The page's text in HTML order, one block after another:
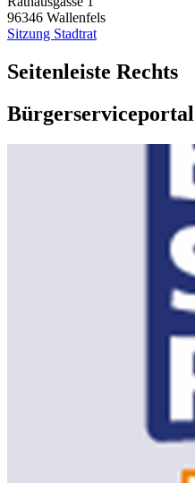
96346 Wallenfels
Sitzung Stadtrat
Seitenleiste Rechts
Bürgerserviceportal